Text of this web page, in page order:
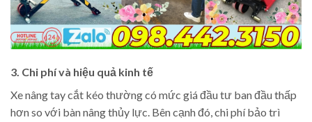
3. Chi phí và hiệu quả kinh tế
Xe nâng tay cắt kéo thường có mức giá đầu tư ban đầu thấp
hơn so với bàn nâng thủy lực. Bên cạnh đó, chi phí bảo trì